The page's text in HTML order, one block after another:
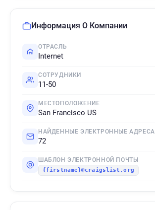
Информация О Компании
ОТРАСЛЬ
Internet
СОТРУДНИКИ
11-50
МЕСТОПОЛОЖЕНИЕ
San Francisco US
НАЙДЕННЫЕ ЭЛЕКТРОННЫЕ АДРЕСА
72
ШАБЛОН ЭЛЕКТРОННОЙ ПОЧТЫ
{firstname}@craigslist.org